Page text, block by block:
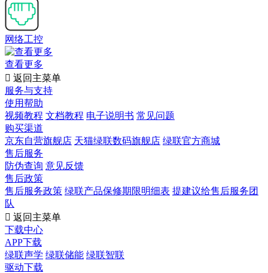
网络工控
查看更多
 返回主菜单
服务与支持
使用帮助
视频教程 文档教程 电子说明书 常见问题
购买渠道
京东自营旗舰店 天猫绿联数码旗舰店 绿联官方商城
售后服务
防伪查询 意见反馈
售后政策
售后服务政策 绿联产品保修期限明细表 提建议给售后服务团
队
 返回主菜单
下载中心
APP下载
绿联声学 绿联储能 绿联智联
驱动下载